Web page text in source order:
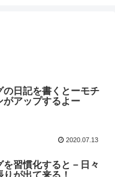
の日記を書くとーモチ
がアップするよー
2020.07.13
を習慣化すると－日々
が出て来る！